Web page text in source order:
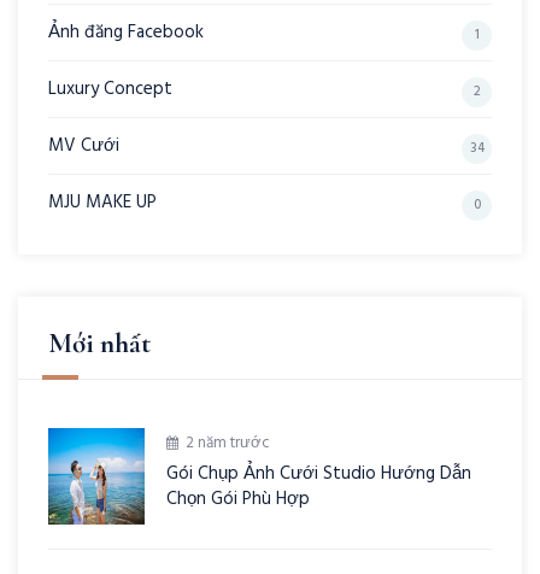
Ảnh đăng Facebook 1
Luxury Concept 2
MV Cưới 34
MJU MAKE UP 0
Mới nhất
2 năm trước
Gói Chụp Ảnh Cưới Studio Hướng Dẫn
Chọn Gói Phù Hợp